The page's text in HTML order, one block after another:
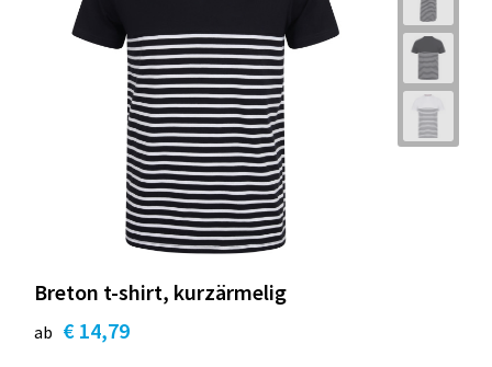
Breton t-shirt, kurzärmelig
ab € 14,79